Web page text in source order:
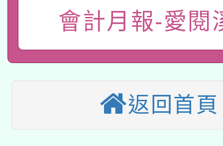
年度健康促進學校輔導
業成長研習」實施計畫
原住民族教育政策研討
轉知教育部國民及學前
師專業成長研習實施計
方素養工作坊新北場」
函轉國立臺灣師範大學
族語言臺北學習中心
「族語學習班」招生簡
轉知有關國立成功大學
文教學共融平台-教案
件」活動簡章
教育部國民及學前教育
年度COVID-19疫苗接
轉知經濟部水利署委託
115年8月22日(星期六
會計月報-愛閱
返回首頁